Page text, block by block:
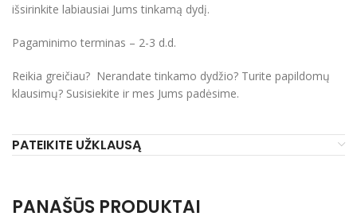
išsirinkite labiausiai Jums tinkamą dydį.
Pagaminimo terminas – 2-3 d.d.
Reikia greičiau? Nerandate tinkamo dydžio? Turite papildomų
klausimų? Susisiekite ir mes Jums padėsime.
PATEIKITE UŽKLAUSĄ
PANAŠŪS PRODUKTAI